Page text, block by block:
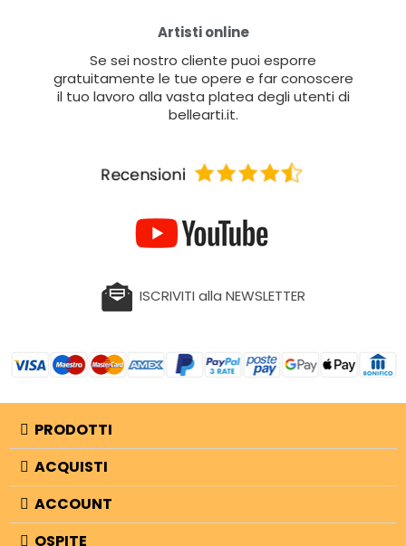
Artisti online
Se sei nostro cliente puoi esporre
gratuitamente le tue opere e far conoscere
il tuo lavoro alla vasta platea degli utenti di
bellearti.it.
ISCRIVITI alla NEWSLETTER
PRODOTTI
ACQUISTI
ACCOUNT
OSPITE